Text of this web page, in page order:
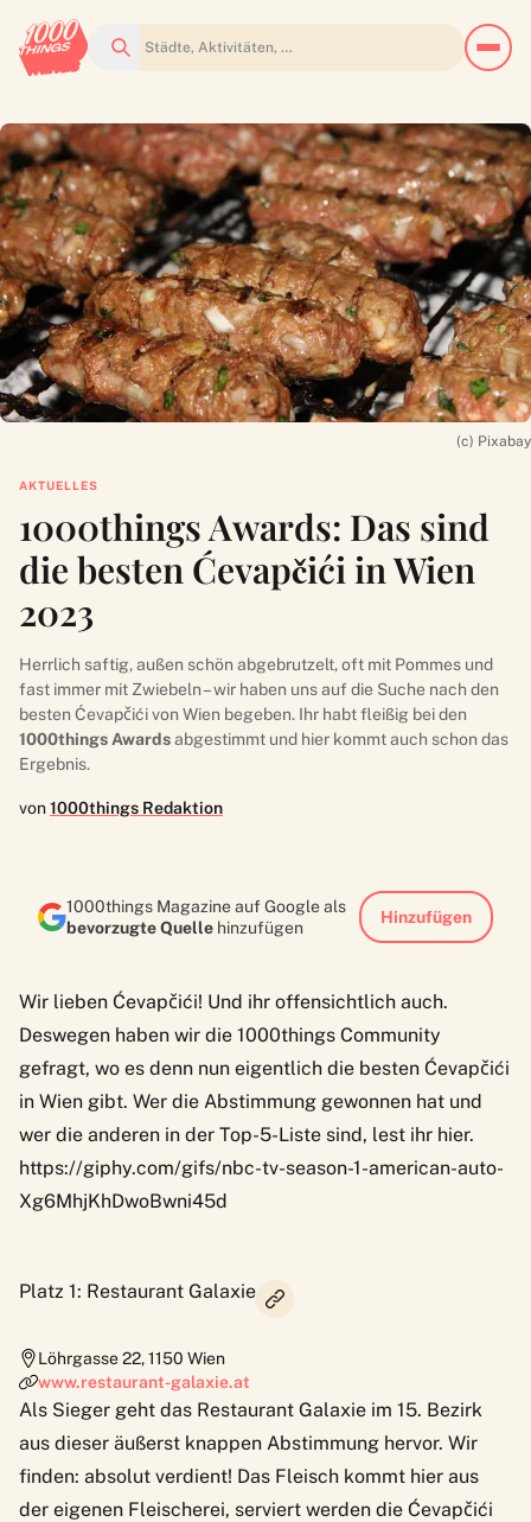
Suchen
(c) Pixabay
AKTUELLES
1000things Awards: Das sind
die besten Ćevapčići in Wien
2023
Herrlich saftig, außen schön abgebrutzelt, oft mit Pommes und
fast immer mit Zwiebeln – wir haben uns auf die Suche nach den
besten Ćevapčići von Wien begeben. Ihr habt fleißig bei den
1000things Awardsabgestimmt und hier kommt auch schon das
Ergebnis.
von1000things Redaktion
1000things Magazine auf Google als
bevorzugte Quelle hinzufügen
Hinzufügen
Wir lieben Ćevapčići! Und ihr offensichtlich auch.
Deswegen haben wir die 1000things Community
gefragt, wo es denn nun eigentlich die besten Ćevapčići
in Wien gibt. Wer die Abstimmung gewonnen hat und
wer die anderen in der Top-5-Liste sind, lest ihr hier.
https://giphy.com/gifs/nbc-tv-season-1-american-auto-
Xg6MhjKhDwoBwni45d
Platz 1: Restaurant Galaxie
Löhrgasse 22,1150 Wien
www.restaurant-galaxie.at
Als Sieger geht das Restaurant Galaxie im 15. Bezirk
aus dieser äußerst knappen Abstimmung hervor. Wir
finden: absolut verdient! Das Fleisch kommt hier aus
der eigenen Fleischerei, serviert werden die Ćevapčići